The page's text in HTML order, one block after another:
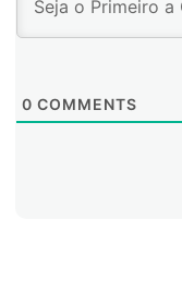
0 COMMENTS